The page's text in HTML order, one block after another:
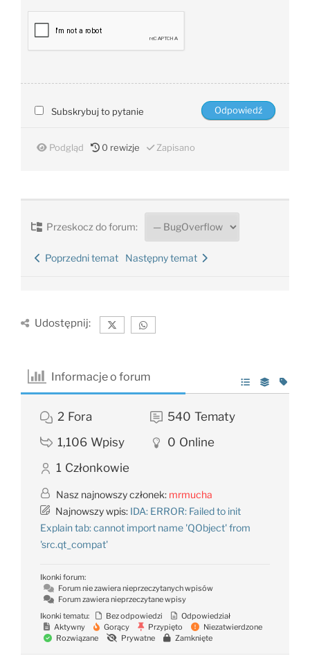
Subskrybuj to pytanie
Podgląd 0 rewizje Zapisano
Przeskocz do forum:
Poprzedni temat Następny temat
Udostępnij:
Informacje o forum
2 Fora 540 Tematy
1,106 Wpisy 0 Online
1 Członkowie
Nasz najnowszy członek: mrmucha
Najnowszy wpis: IDA: ERROR: Failed to init
Explain tab: cannot import name 'QObject' from
'src.qt_compat'
Ikonki forum:
Forum nie zawiera nieprzeczytanych wpisów
Forum zawiera nieprzeczytane wpisy
Ikonki tematu:
Bez odpowiedzi
Odpowiedział
Aktywny
Gorący Przypięto
Niezatwierdzone
Rozwiązane
Prywatne Zamknięte